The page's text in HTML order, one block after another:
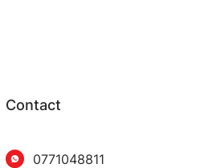
Contact
0771048811